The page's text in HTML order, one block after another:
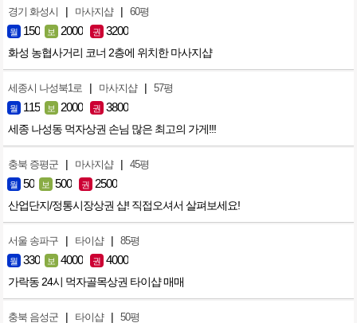
경기 화성시 | 마사지샵 | 60평
월 150 보 2000 권 3200
화성 농협사거리 코너 2층에 위치한 마사지샵
세종시 나성북1로 | 마사지샵 | 57평
월 115 보 2000 권 3800
세종 나성동 먹자상권 손님 많은 최고의 가게!!!
충북 증평군 | 마사지샵 | 45평
월 50 보 500 권 2500
산업단지/정통시장상권 샵! 직접오셔서 살펴보세요!
서울 송파구 | 타이샵 | 85평
월 330 보 4000 권 4000
가락동 24시 먹자골목상권 타이샵 매매
충북 음성군 | 타이샵 | 50평